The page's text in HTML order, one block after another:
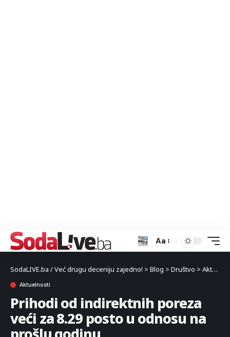
Aa
SodaLIVE.ba / Već drugu deceniju zajedno! > Blog > Društvo > Aktuelnosti
Aktuelnosti
Prihodi od indirektnih poreza
veći za 8.29 posto u odnosu na